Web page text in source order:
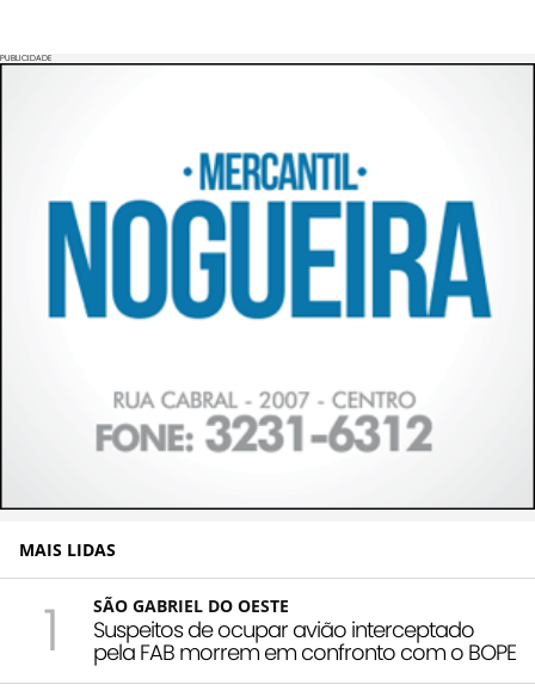
PUBLICIDADE
MAIS LIDAS
1 SÃO GABRIEL DO OESTE
Suspeitos de ocupar avião interceptado
pela FAB morrem em confronto com o BOPE